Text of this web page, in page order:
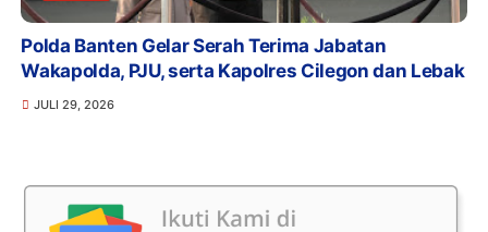
Polda Banten Gelar Serah Terima Jabatan
Wakapolda, PJU, serta Kapolres Cilegon dan Lebak
JULI 29, 2026